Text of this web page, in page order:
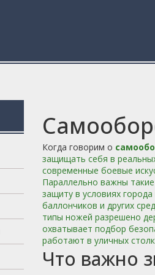
Когда говорим о
защищать себя в
современные боевые
Параллельно важны
защиту в условиях города
баллончиков и других
типы ножей разрешено
охватывает подбор
работают в уличных
Что важно